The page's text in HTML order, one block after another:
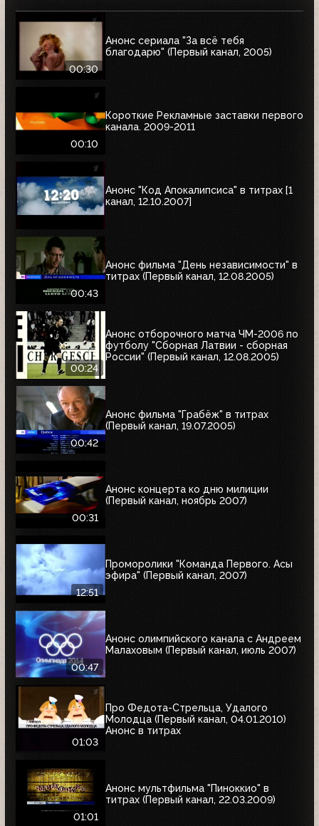
00:30
Анонс сериала "За всё тебя
благодарю" (Первый канал, 2005)
00:10
Короткие Рекламные заставки первого
канала. 2009-2011
Анонс "Код Апокалипсиса" в титрах [1
канал, 12.10.2007]
00:43
Анонс фильма "День независимости" в
титрах (Первый канал, 12.08.2005)
00:24
Анонс отборочного матча ЧМ-2006 по
футболу "Сборная Латвии - сборная
России" (Первый канал, 12.08.2005)
00:42
Анонс фильма "Грабёж" в титрах
(Первый канал, 19.07.2005)
00:31
Анонс концерта ко дню милиции
(Первый канал, ноябрь 2007)
12:51
Проморолики "Команда Первого. Асы
эфира" (Первый канал, 2007)
00:47
Анонс олимпийского канала с Андреем
Малаховым (Первый канал, июль 2007)
01:03
Про Федота-Стрельца, Удалого
Молодца (Первый канал, 04.01.2010)
Анонс в титрах
01:01
Анонс мультфильма "Пиноккио" в
титрах (Первый канал, 22.03.2009)